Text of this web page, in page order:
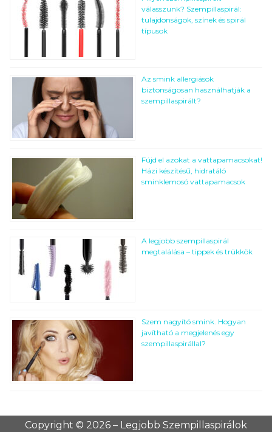
válasszunk? Szempillaspirál:
tulajdonságok, színek és spirál
típusok
Az smink allergiások
biztonságosan használhatják a
szempillaspirált?
Fújd el azokat a vattapamacsokat!
Házi készítésű, hidratáló
sminklemosó vattapamacsok
A legjobb szempillaspirál
megtalálása – tippek és trükkök
Szem nagyító smink. Hogyan
javítható a megjelenés egy
szempillaspirállal?
Copyright © 2026 – Legjobb Szempillaspirálok